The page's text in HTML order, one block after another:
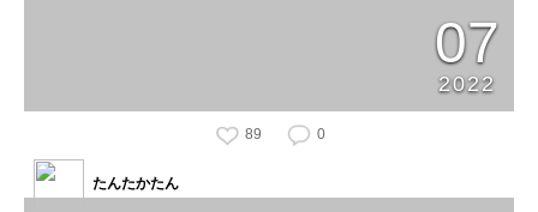
07
2022
89 0
たんたかたん